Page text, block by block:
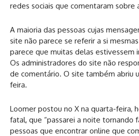
redes sociais que comentaram sobre
A maioria das pessoas cujas
site não parece se referir a si
parece que muitas delas estivessem
Os administradores do site não
de comentário. O site também abriu
feira.
Loomer postou no X na quarta-feira,
fatal, que “passarei a noite tornando
pessoas que encontrar online que